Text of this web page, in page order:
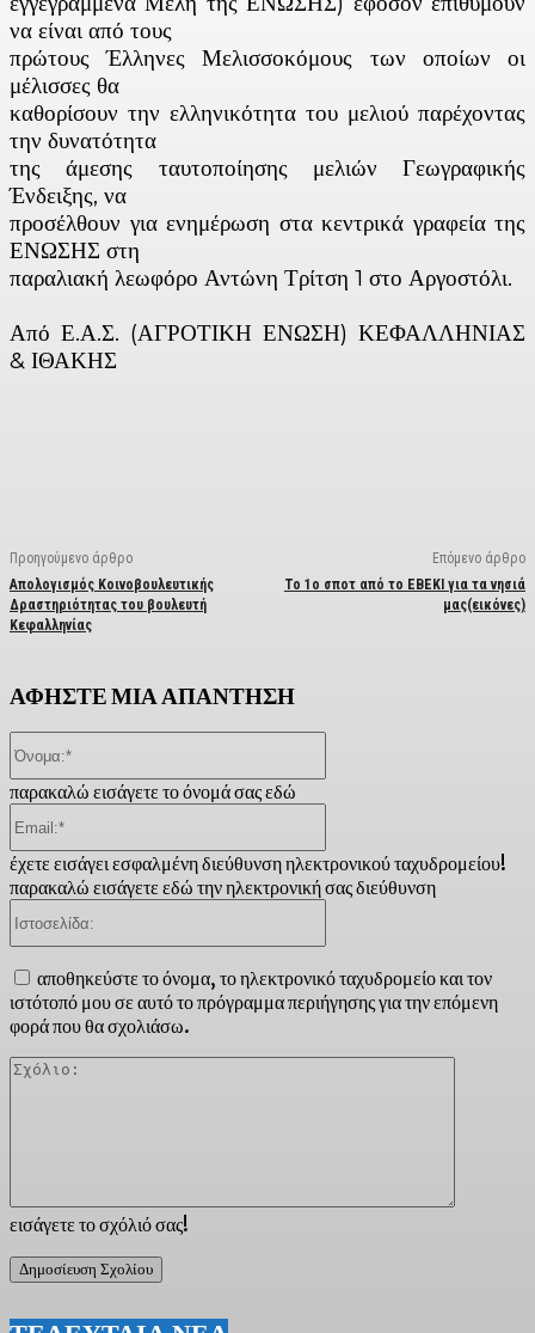
να είναι από τους
πρώτους Έλληνες Μελισσοκόμους των οποίων οι
μέλισσες θα
καθορίσουν την ελληνικότητα του μελιού παρέχοντας
την δυνατότητα
της άμεσης ταυτοποίησης μελιών Γεωγραφικής
Ένδειξης, να
προσέλθουν για ενημέρωση στα κεντρικά γραφεία της
ΕΝΩΣΗΣ στη
παραλιακή λεωφόρο Αντώνη Τρίτση 1 στο Αργοστόλι.
Από Ε.Α.Σ. (ΑΓΡΟΤΙΚΗ ΕΝΩΣΗ) ΚΕΦΑΛΛΗΝΙΑΣ
& ΙΘΑΚΗΣ
Προηγούμενο άρθρο
Απολογισμός Κοινοβουλευτικής
Δραστηριότητας του βουλευτή
Κεφαλληνίας
Επόμενο άρθρο
Το 1ο σποτ από το ΕΒΕΚΙ για τα νησιά
μας(εικόνες)
ΑΦΗΣΤΕ ΜΙΑ ΑΠΑΝΤΗΣΗ
εισάγετε το σχόλιό σας!
παρακαλώ εισάγετε το όνομά σας εδώ
έχετε εισάγει εσφαλμένη διεύθυνση ηλεκτρονικού ταχυδρομείου!
παρακαλώ εισάγετε εδώ την ηλεκτρονική σας διεύθυνση
αποθηκεύστε το όνομα, το ηλεκτρονικό ταχυδρομείο και τον
ιστότοπό μου σε αυτό το πρόγραμμα περιήγησης για την επόμενη
φορά που θα σχολιάσω.